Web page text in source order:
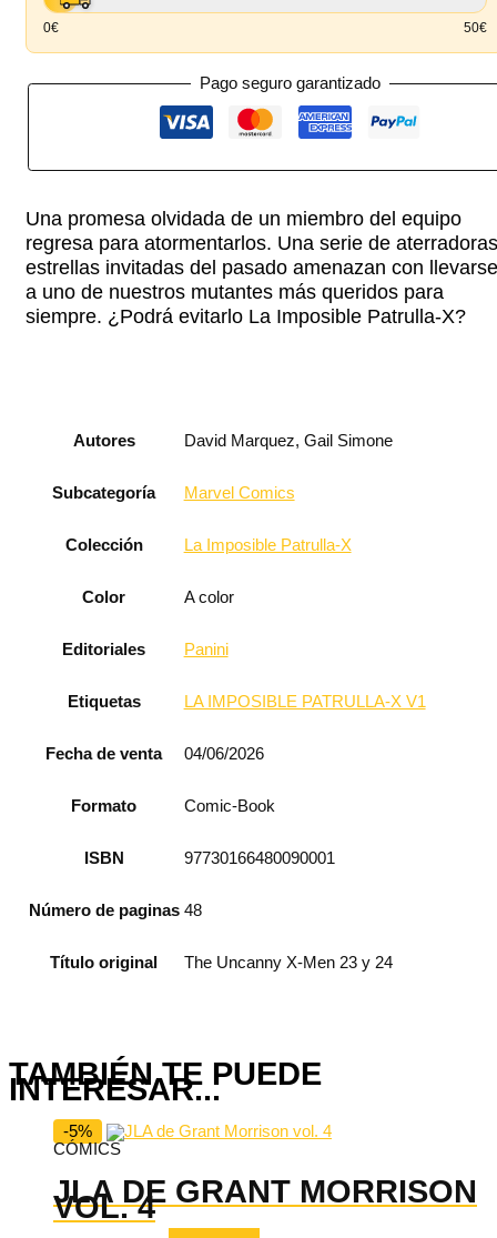
0€ 50€
Pago seguro garantizado
Una promesa olvidada de un miembro del equipo
regresa para atormentarlos. Una serie de aterradoras
estrellas invitadas del pasado amenazan con llevarse
a uno de nuestros mutantes más queridos para
siempre. ¿Podrá evitarlo La Imposible Patrulla-X?
Autores David Marquez, Gail Simone
Subcategoría Marvel Comics
Colección La Imposible Patrulla-X
Color A color
Editoriales Panini
Etiquetas LA IMPOSIBLE PATRULLA-X V1
Fecha de venta 04/06/2026
Formato Comic-Book
ISBN 97730166480090001
Número de paginas 48
Título original The Uncanny X-Men 23 y 24
TAMBIÉN TE PUEDE
INTERESAR...
-5%
CÓMICS
JLA DE GRANT MORRISON
VOL. 4